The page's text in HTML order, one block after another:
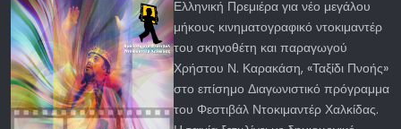
Ελληνική Πρεμιέρα για νέο μεγάλου
μήκους κινηματογραφικό ντοκιμαντέρ
του σκηνοθέτη και παραγωγού
Χρήστου Ν. Καρακάση, «Ταξίδι Πνοής»
στο επίσημο Διαγωνιστικό πρόγραμμα
του Φεστιβάλ Ντοκιμαντέρ Χαλκίδας.